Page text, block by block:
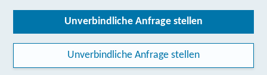
Unverbindliche Anfrage stellen
Unverbindliche Anfrage stellen